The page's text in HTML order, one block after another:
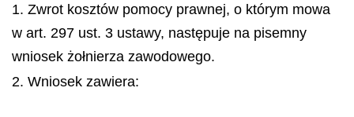
1. Zwrot kosztów pomocy prawnej, o którym mowa
w art. 297 ust. 3 ustawy, następuje na pisemny
wniosek żołnierza zawodowego.
2. Wniosek zawiera: